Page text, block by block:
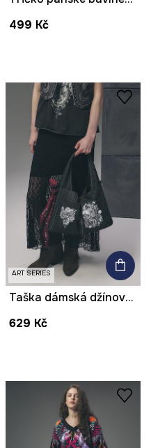
499 Kč
ART SERIES
Taška dámská džínová z kolekce Tattoo Art by Mattia Provezza
629 Kč